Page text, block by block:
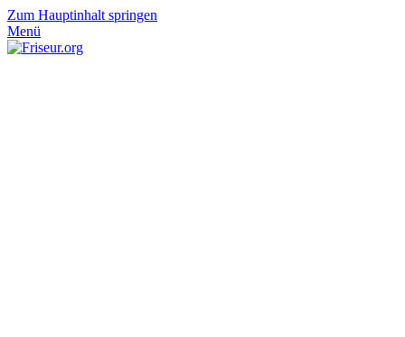
Zum Hauptinhalt springen
Menü